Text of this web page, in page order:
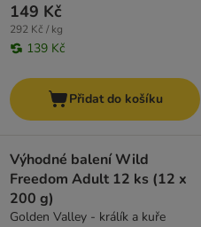
149 Kč
292 Kč / kg
139 Kč
Přidat do košíku
Výhodné balení Wild
Freedom Adult 12 ks (12 x
200 g)
Golden Valley - králík a kuře